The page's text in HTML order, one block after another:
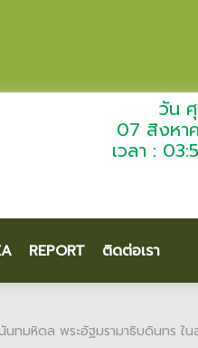
วัน
07 สิงหา
เวลา :
REPORT ติดต่อเรา
ทมหิดล พระอัฐมรามาธิบดินทร ใ